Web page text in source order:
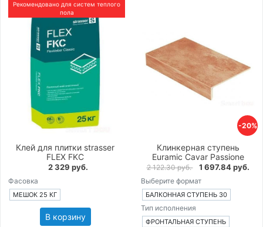
Рекомендовано для систем теплого
пола
Клей для плитки strasser
FLEX FKC
2 329 руб.
Фасовка
МЕШОК 25 КГ
В корзину
-20%
Клинкерная ступень
Euramic Cavar Passione
2 122.30 руб. 1 697.84 руб.
Выберите формат
БАЛКОННАЯ СТУПЕНЬ 30
Тип исполнения
ФРОНТАЛЬНАЯ СТУПЕНЬ